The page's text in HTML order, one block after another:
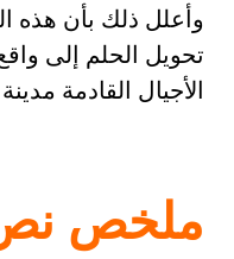
وأعلل ذلك بأن هذه
تحويل الحلم إلى
الأجيال القادمة
ملخص